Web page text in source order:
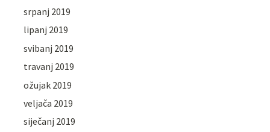
srpanj 2019
lipanj 2019
svibanj 2019
travanj 2019
ožujak 2019
veljača 2019
siječanj 2019